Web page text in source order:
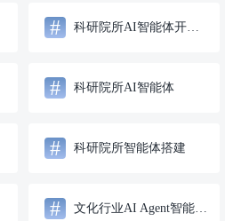
# 科研院所AI智能体开发服务
# 科研院所AI智能体
# 科研院所智能体搭建
# 文化行业AI Agent智能体解决方案